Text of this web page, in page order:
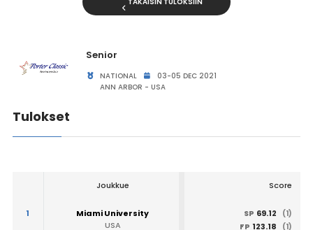
Senior
NATIONAL
03-05 DEC 2021
ANN ARBOR - USA
Tulokset
Joukkue Score
1
Miami University
USA
SP 69.12
(1)
FP 123.18 (1)